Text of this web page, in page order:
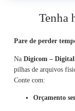
Tenha
Pare de perder
Na Digicom –
pilhas de arquivos
Conte com:
Orçamento